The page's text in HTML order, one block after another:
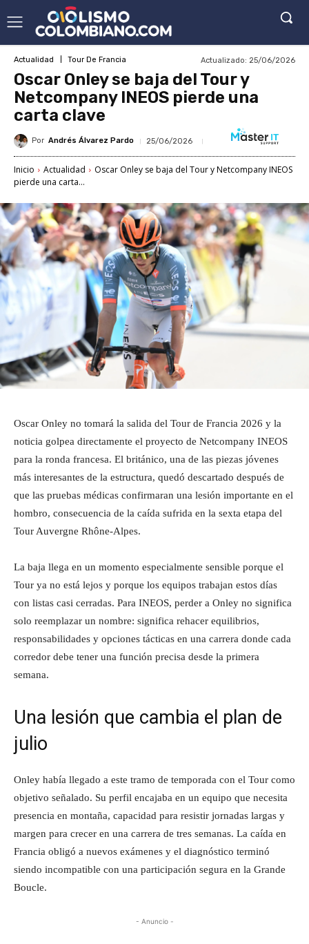
Actualidad Tour De Francia Actualizado: 25/06/2026
Oscar Onley se baja del Tour y
Netcompany INEOS pierde una
carta clave
Por Andrés Álvarez Pardo 25/06/2026
Inicio Actualidad
Oscar Onley se baja del Tour y Netcompany INEOS
pierde una carta...
Oscar Onley no tomará la salida del Tour de Francia 2026 y la
noticia golpea directamente el proyecto de Netcompany INEOS
para la ronda francesa. El británico, una de las piezas jóvenes
más interesantes de la estructura, quedó descartado después de
que las pruebas médicas confirmaran una lesión importante en el
hombro, consecuencia de la caída sufrida en la sexta etapa del
Tour Auvergne Rhône-Alpes.
La baja llega en un momento especialmente sensible porque el
Tour ya no está lejos y porque los equipos trabajan estos días
con listas casi cerradas. Para INEOS, perder a Onley no significa
solo reemplazar un nombre: significa rehacer equilibrios,
responsabilidades y opciones tácticas en una carrera donde cada
corredor debe tener una función precisa desde la primera
semana.
Una lesión que cambia el plan de
julio
Onley había llegado a este tramo de temporada con el Tour como
objetivo señalado. Su perfil encajaba en un equipo que necesita
presencia en montaña, capacidad para resistir jornadas largas y
margen para crecer en una carrera de tres semanas. La caída en
Francia obligó a nuevos exámenes y el diagnóstico terminó
siendo incompatible con una participación segura en la Grande
Boucle.
- Anuncio -